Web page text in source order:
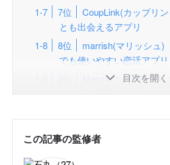
7位
CoupLink(カップリ
とも出会えるアプリ
8位
marrish(マリッシュ)
でも使いやすい恋活アプリ
Match(マッチドット
【20代におすすめ】恋が実る恋
目次を開く
この記事の監修者